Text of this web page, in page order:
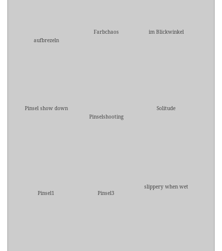
aufbrezeln
Farbchaos im Blickwinkel
Pinsel show down
Pinselshooting
Solitude
Pinsel1 Pinsel3
slippery when wet